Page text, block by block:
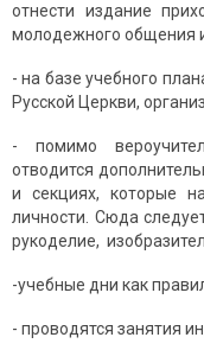
отнести издание
молодежного общения
- на базе учебного
Русской Церкви,
- помимо
отводится
и секциях, которые
личности. Сюда
рукоделие,
-учебные дни как
- проводятся занятия